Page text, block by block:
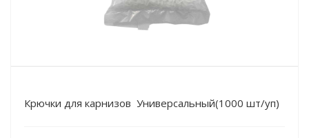
Крючки для карнизов Универсальный(1000 шт/уп)